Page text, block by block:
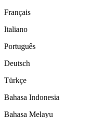
Français
Italiano
Português
Deutsch
Türkçe
Bahasa Indonesia
Bahasa Melayu